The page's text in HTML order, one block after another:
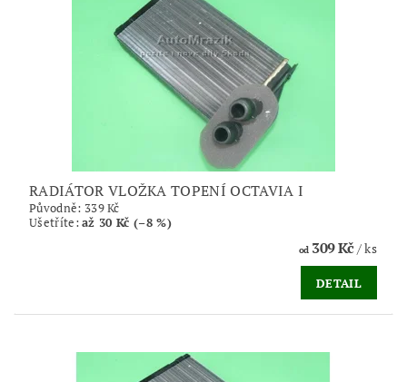
RADIÁTOR VLOŽKA TOPENÍ OCTAVIA I
Původně: 339 Kč
Ušetříte:až 30 Kč (–8 %)
od309 Kč/ ks
DETAIL